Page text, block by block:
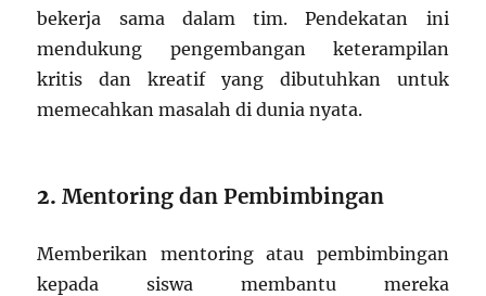
bekerja sama dalam tim. Pendekatan ini
mendukung pengembangan keterampilan
kritis dan kreatif yang dibutuhkan untuk
memecahkan masalah di dunia nyata.
2.Mentoring dan Pembimbingan
Memberikan mentoring atau pembimbingan
kepada siswa membantu mereka